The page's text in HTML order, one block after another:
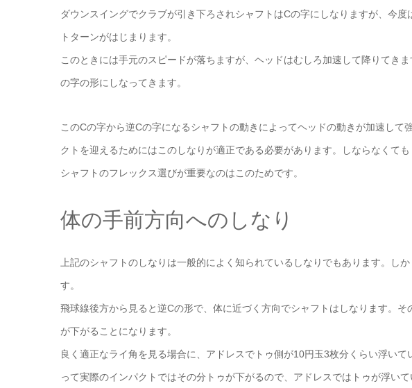
ダウンスイングでクラブが引き下ろされシャフトはCの字にしなりますが、今
トターンがはじまります。
このときには手元のスピードが落ちますが、ヘッドはむしろ加速して降りてき
の字の形にしなってきます。
このCの字から逆Cの字になるシャフトの動きによってヘッドの動きが加速し
クトを迎えるためにはこのしなりが適正である必要があります。しならなくても
シャフトのフレックス選びが重要なのはこのためです。
体の手前方向へのしなり
上記のシャフトのしなりは一般的によく知られているしなりでもあります。し
す。
飛球線後方から見ると逆Cの形で、体に近づく方向でシャフトはしなります。
が下がることになります。
良く適正なライ角を見る場合に、アドレスでトゥ側が10円玉3枚分くらい浮い
って実際のインパクトではその分トゥが下がるので、アドレスではトゥが浮いて